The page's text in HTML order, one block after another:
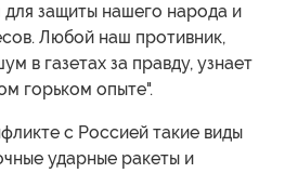
защиты нашего народа и
Любой наш противник,
в газетах за правду, узнает
горьком опыте".
с Россией такие виды
ударные ракеты и